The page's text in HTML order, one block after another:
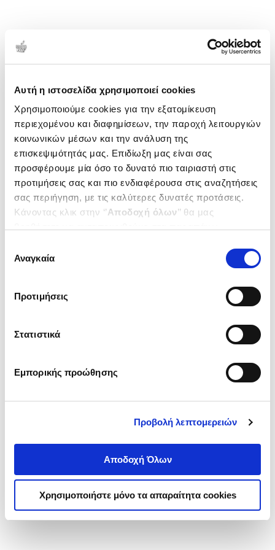
Αυτή η ιστοσελίδα χρησιμοποιεί cookies
Χρησιμοποιούμε cookies για την εξατομίκευση
περιεχομένου και διαφημίσεων, την παροχή λειτουργιών
κοινωνικών μέσων και την ανάλυση της
επισκεψιμότητάς μας. Επιδίωξη μας είναι σας
προσφέρουμε μία όσο το δυνατό πιο ταιριαστή στις
προτιμήσεις σας και πιο ενδιαφέρουσα στις αναζητήσεις
σας περιήγηση, με τις καλύτερες δυνατές προτάσεις.
Κάνοντας κλικ στην ‘’Αποδοχή όλων’’ θα μας
ενδιαφέρουν και να επιλέξετε από τα παρακάτω με την
΄΄και να ενημερωθείτε σχετικά με
συγκατάθεσης
Αναγκαία
Προτιμήσεις
Στατιστικά
Εμπορικής προώθησης
Προβολή λεπτομερειών
Αποδοχή Όλων
Χρησιμοποιήστε μόνο τα απαραίτητα cookies